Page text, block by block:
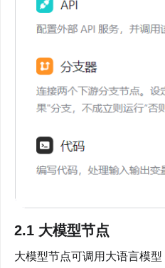
2.1 大模型节点
大模型节点可调用大语言模